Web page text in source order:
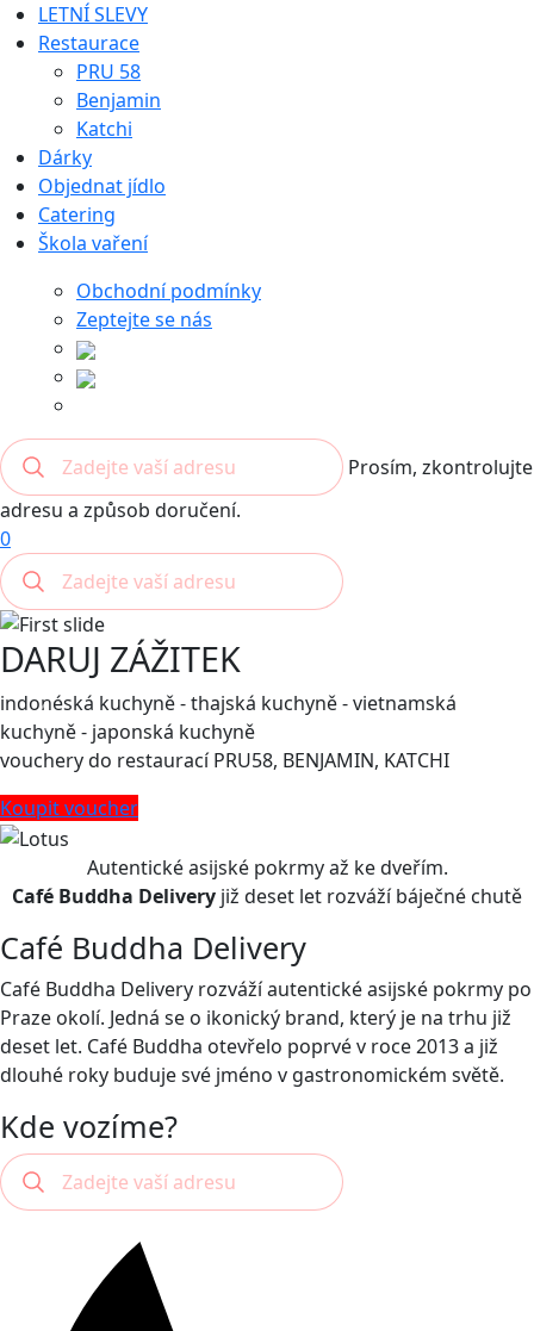
LETNÍ SLEVY
Restaurace
PRU 58
Benjamin
Katchi
Dárky
Objednat jídlo
Catering
Škola vaření
Obchodní podmínky
Zeptejte se nás
Prosím, zkontrolujte
adresu a způsob doručení.
0
DARUJ ZÁŽITEK
indonéská kuchyně - thajská kuchyně - vietnamská
kuchyně - japonská kuchyně
vouchery do restaurací PRU58, BENJAMIN, KATCHI
Koupit voucher
Autentické asijské pokrmy až ke dveřím.
Café Buddha Delivery již deset let rozváží báječné chutě
Café Buddha Delivery
Café Buddha Delivery rozváží autentické asijské pokrmy po
Praze okolí. Jedná se o ikonický brand, který je na trhu již
deset let. Café Buddha otevřelo poprvé v roce 2013 a již
dlouhé roky buduje své jméno v gastronomickém světě.
Kde vozíme?